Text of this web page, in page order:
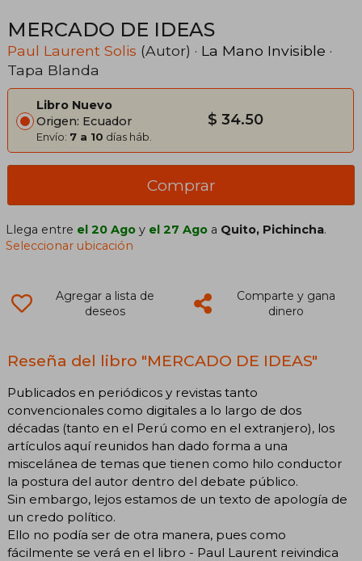
MERCADO DE IDEAS
Paul Laurent Solis (Autor) · La Mano Invisible ·
Tapa Blanda
Libro Nuevo
Origen: Ecuador
Envío: 7 a 10 días háb.
$ 34.50
Comprar
Llega entre el 20 Ago y el 27 Ago a Quito, Pichincha.
Seleccionar ubicación
Agregar a lista de
deseos
Comparte y gana
dinero
Reseña del libro "MERCADO DE IDEAS"
Publicados en periódicos y revistas tanto
convencionales como digitales a lo largo de dos
décadas (tanto en el Perú como en el extranjero), los
artículos aquí reunidos han dado forma a una
miscelánea de temas que tienen como hilo conductor
la postura del autor dentro del debate público.
Sin embargo, lejos estamos de un texto de apología de
un credo político.
Ello no podía ser de otra manera, pues como
fácilmente se verá en el libro - Paul Laurent reivindica